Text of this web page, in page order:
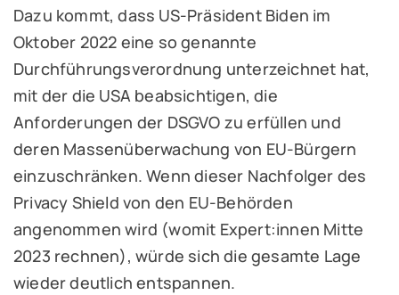
Dazu kommt, dass US-Präsident Biden im
Oktober 2022 eine so genannte
Durchführungsverordnung unterzeichnet hat,
mit der die USA beabsichtigen, die
Anforderungen der DSGVO zu erfüllen und
deren Massenüberwachung von EU-Bürgern
einzuschränken. Wenn dieser Nachfolger des
Privacy Shield von den EU-Behörden
angenommen wird (womit Expert:innen Mitte
2023 rechnen), würde sich die gesamte Lage
wieder deutlich entspannen.